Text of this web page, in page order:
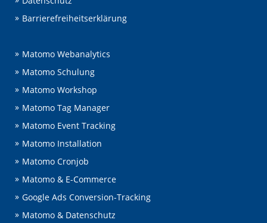
Barrierefreiheitserklärung
Matomo Webanalytics
Matomo Schulung
Matomo Workshop
Matomo Tag Manager
Matomo Event Tracking
Matomo Installation
Matomo Cronjob
Matomo & E-Commerce
Google Ads Conversion-Tracking
Matomo & Datenschutz